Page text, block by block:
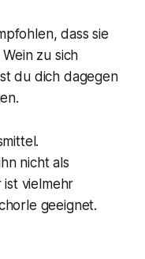
dass sie
zu sich
du dich dagegen
nicht als
ist vielmehr
geeignet.